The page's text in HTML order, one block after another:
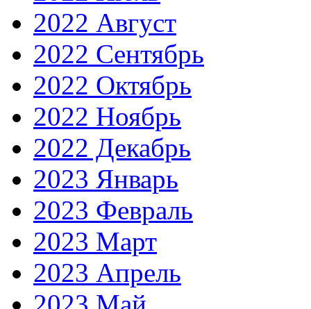
2022 Август
2022 Сентябрь
2022 Октябрь
2022 Ноябрь
2022 Декабрь
2023 Январь
2023 Февраль
2023 Март
2023 Апрель